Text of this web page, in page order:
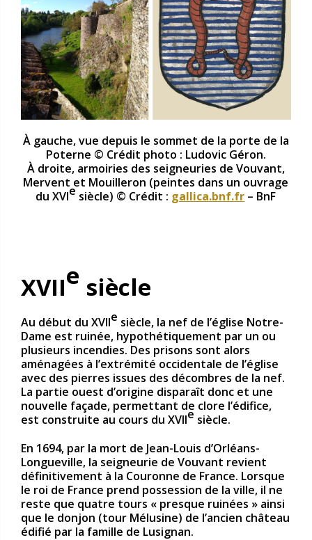
À gauche, vue depuis le sommet de la porte de la
Poterne © Crédit photo : Ludovic Géron.
À droite, armoiries des seigneuries de Vouvant,
Mervent et Mouilleron (peintes dans un ouvrage
du XVIe siècle) © Crédit : gallica.bnf.fr – BnF
XVIIe siècle
Au début du XVIIe siècle, la nef de l’église Notre-
Dame est ruinée, hypothétiquement par un ou
plusieurs incendies. Des prisons sont alors
aménagées à l’extrémité occidentale de l’église
avec des pierres issues des décombres de la nef.
La partie ouest d’origine disparaît donc et une
nouvelle façade, permettant de clore l’édifice,
est construite au cours du XVIIe siècle.
En 1694, par la mort de Jean-Louis d’Orléans-
Longueville, la seigneurie de Vouvant revient
définitivement à la Couronne de France. Lorsque
le roi de France prend possession de la ville, il ne
reste que quatre tours « presque ruinées » ainsi
que le donjon (tour Mélusine) de l’ancien château
édifié par la famille de Lusignan.